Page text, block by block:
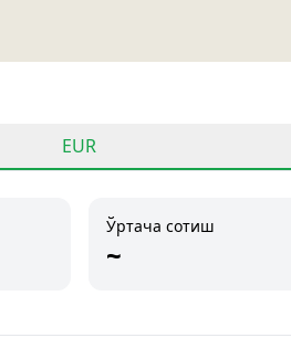
EUR
Ўртача сотиш
~